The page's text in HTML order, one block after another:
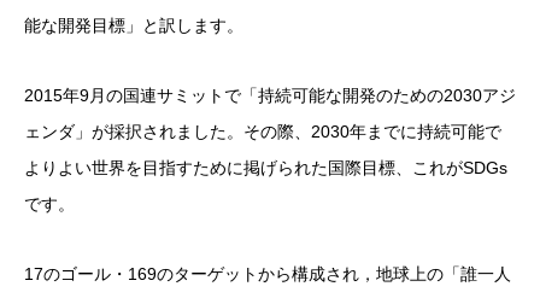
能な開発目標」と訳します。
2015年9月の国連サミットで「持続可能な開発のための2030アジ
ェンダ」が採択されました。その際、2030年までに持続可能で
よりよい世界を目指すために掲げられた国際目標、これがSDGs
です。
17のゴール・169のターゲットから構成され，地球上の「誰一人